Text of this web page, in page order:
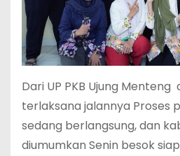
Dari UP PKB Ujung
terlaksana jalannya Proses
sedang berlangsung, dan
diumumkan Senin besok